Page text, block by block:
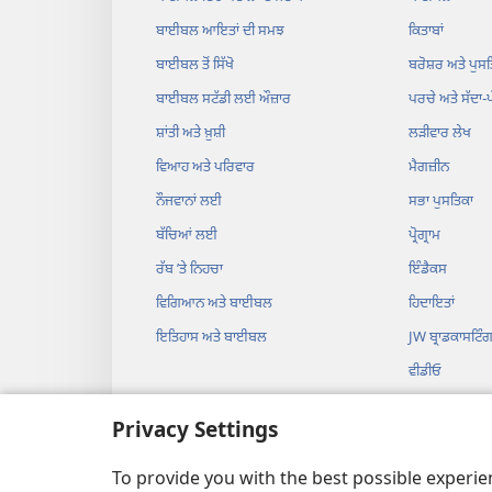
Privacy Settings
To provide you with the best possible
ਬਾਈਬਲ ਆਇਤਾਂ ਦੀ ਸਮਝ
ਬਾਈਬਲ ਤੋਂ ਸਿੱਖੋ
ਬਾਈਬਲ ਸਟੱਡੀ ਲਈ ਔਜ਼ਾਰ
ਸ਼ਾਂਤੀ ਅਤੇ ਖ਼ੁਸ਼ੀ
ਵਿਆਹ ਅਤੇ ਪਰਿਵਾਰ
ਨੌਜਵਾਨਾਂ ਲਈ
ਬੱਚਿਆਂ ਲਈ
ਰੱਬ ʼਤੇ ਨਿਹਚਾ
ਵਿਗਿਆਨ ਅਤੇ ਬਾਈਬਲ
ਇਤਿਹਾਸ ਅਤੇ ਬਾਈਬਲ
ਕਿਤਾਬਾਂ
ਬਰੋਸ਼ਰ ਅਤੇ
ਪਰਚੇ ਅਤੇ ਸੱਦਾ-
ਲੜੀਵਾਰ ਲੇਖ
ਮੈਗਜ਼ੀਨ
ਸਭਾ ਪੁਸਤਿਕਾ
ਪ੍ਰੋਗ੍ਰਾਮ
ਇੰਡੈਕਸ
ਹਿਦਾਇਤਾਂ
JW ਬ੍ਰਾਡਕਾਸਟਿੰਗ
ਵੀਡੀਓ
ਆਡੀਓ ਬਾਈਬਲ